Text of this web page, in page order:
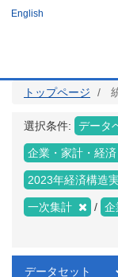
ツ
English
トップページ
選択条件: データ
企業・家計・経
2023年経済構造
一次集計 企